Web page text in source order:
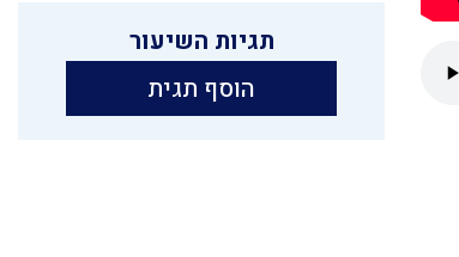
תגיות השיעור
הוסף תגית